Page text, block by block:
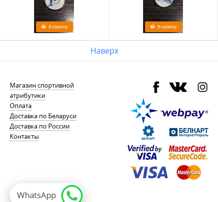
В корзину В корзину
Наверх
Магазин спортивной
атрибутики
Оплата
Доставка по Беларуси
Доставка по России
Контакты
WhatsApp